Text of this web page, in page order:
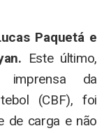
Paquetá e
Este último,
da
(CBF), foi
de carga e não